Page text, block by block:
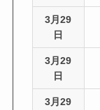
3月29
日
3月29
日
3月29